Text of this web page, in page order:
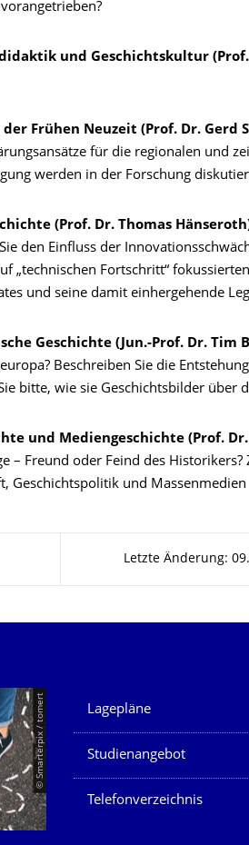
und Geschichtskultur
der Frühen Neuzeit (Prof. Dr. Gerd
für die regionalen und
werden in der Forschung
(Prof. Dr. Thomas
den Einfluss der
„technischen Fortschritt“
und seine damit einhergehende
Geschichte (Jun.-Prof. Dr. Tim
Beschreiben Sie die
bitte, wie sie Geschichtsbilder über
und Mediengeschichte (Prof.
– Freund oder Feind des
Geschichtspolitik und Massenmedien
Letzte Änderung:
© Smarterpix / tomert Unsere Dienste
Lagepläne
Studienangebot
Telefonverzeichnis